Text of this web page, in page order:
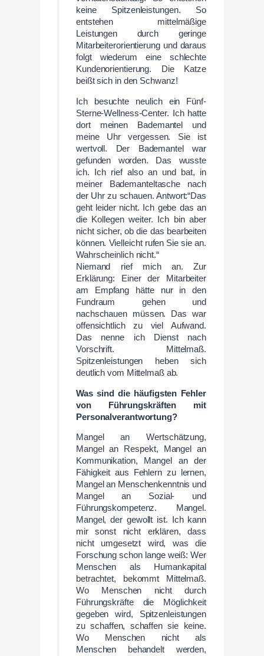
keine Spitzenleistungen. So
entstehen mittelmäßige
Leistungen durch geringe
Mitarbeiterorientierung und daraus
folgt wiederum eine schlechte
Kundenorientierung. Die Katze
beißt sich in den Schwanz!
Ich besuchte neulich ein Fünf-
Sterne-Wellness-Center. Ich hatte
dort meinen Bademantel und
meine Uhr vergessen. Sie ist
wertvoll. Der Bademantel war
gefunden worden. Das wusste
ich. Ich rief also an und bat, in
meiner Bademanteltasche nach
der Uhr zu schauen. Antwort:“Das
geht leider nicht. Ich gebe das an
die Kollegen weiter. Ich bin aber
nicht sicher, ob die das bearbeiten
können. Vielleicht rufen Sie sie an.
Wahrscheinlich nicht.“
Niemand rief mich an. Zur
Erklärung: Einer der Mitarbeiter
am Empfang hätte nur in den
Fundraum gehen und
nachschauen müssen. Das war
offensichtlich zu viel Aufwand.
Das nenne ich Dienst nach
Vorschrift. Mittelmaß.
Spitzenleistungen heben sich
deutlich vom Mittelmaß ab.
Was sind die häufigsten Fehler
von Führungskräften mit
Personalverantwortung?
Mangel an Wertschätzung,
Mangel an Respekt, Mangel an
Kommunikation, Mangel an der
Fähigkeit aus Fehlern zu lernen,
Mangel an Menschenkenntnis und
Mangel an Sozial- und
Führungskompetenz. Mangel.
Mangel, der gewollt ist. Ich kann
mir sonst nicht erklären, dass
nicht umgesetzt wird, was die
Forschung schon lange weiß: Wer
Menschen als Humankapital
betrachtet, bekommt Mittelmaß.
Wo Menschen nicht durch
Führungskräfte die Möglichkeit
gegeben wird, Spitzenleistungen
zu schaffen, schaffen sie keine.
Wo Menschen nicht als
Menschen behandelt werden,